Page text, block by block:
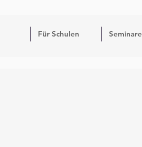
Für Schulen Seminare